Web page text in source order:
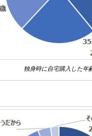
独身時に自宅購入した年